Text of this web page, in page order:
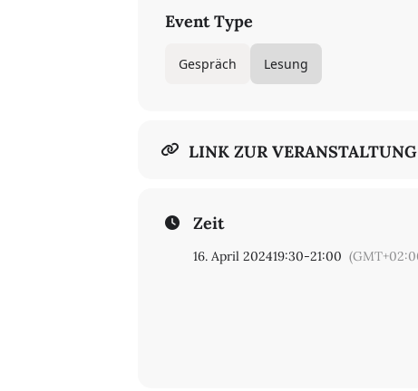
Event Type
Gespräch Lesung
LINK ZUR VERANSTALTUNG
Zeit
16. April 202419:30-21:00